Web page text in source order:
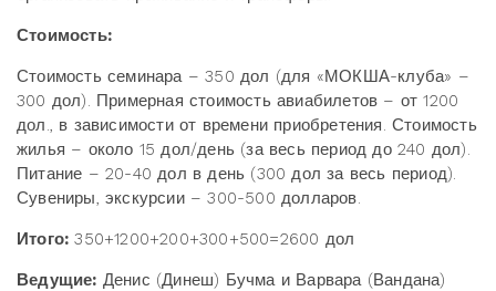
Стоимость:
Стоимость семинара – 350 дол (для «МОКША-клуба» –
300 дол). Примерная стоимость авиабилетов – от 1200
дол., в зависимости от времени приобретения. Стоимость
жилья – около 15 дол/день (за весь период до 240 дол).
Питание – 20-40 дол в день (300 дол за весь период).
Сувениры, экскурсии – 300-500 долларов.
Итого: 350+1200+200+300+500=2600 дол
Ведущие: Денис (Динеш) Бучма и Варвара (Вандана)